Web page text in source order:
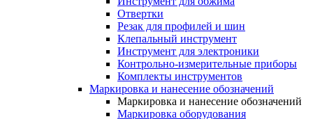
Отвертки
Резак для профилей и шин
Клепальный инструмент
Инструмент для электроники
Контрольно-измерительные приборы
Комплекты инструментов
Маркировка и нанесение обозначений
Маркировка и нанесение обозначений
Маркировка оборудования